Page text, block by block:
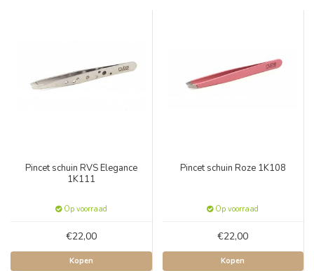
Pincet schuin RVS Elegance
1K111
Op voorraad
€22,00
Kopen
Pincet schuin Roze 1K108
Op voorraad
€22,00
Kopen